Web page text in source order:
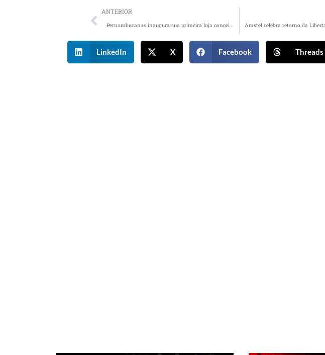
ANTERIOR
Pernambucanas inaugura sua primeira loja conceito em São Paulo
LinkedIn X Facebook Threads